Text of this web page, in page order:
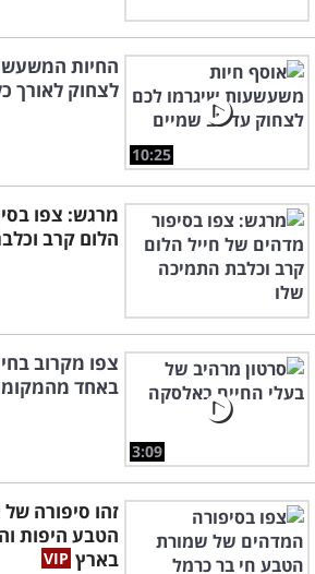
10:25
החיות
לצחוק לאורך
מרגש: צפו
הלום קרב
3:09
צפו מקרוב
באחד
זהו סיפורה
הטבע היפות
בארץ